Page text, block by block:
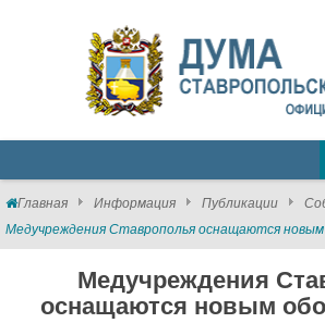
Главная Информация Публикации
Медучреждения Ставрополья оснащаются
Медучреждения
оснащаются новым